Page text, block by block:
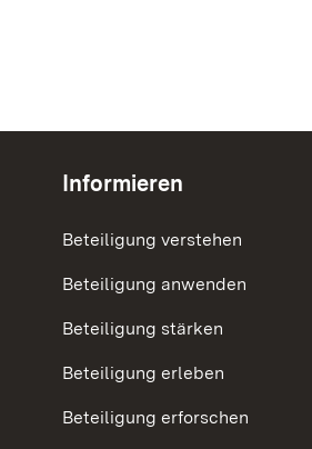
Informieren
Beteiligung verstehen
Beteiligung anwenden
Beteiligung stärken
Beteiligung erleben
Beteiligung erforschen